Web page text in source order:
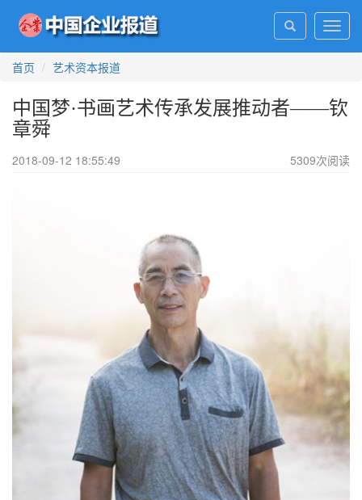
首页
艺术资本报道
中国梦·书画艺术传承发展推动者——钦
章舜
2018-09-12 18:55:49 5309次阅读